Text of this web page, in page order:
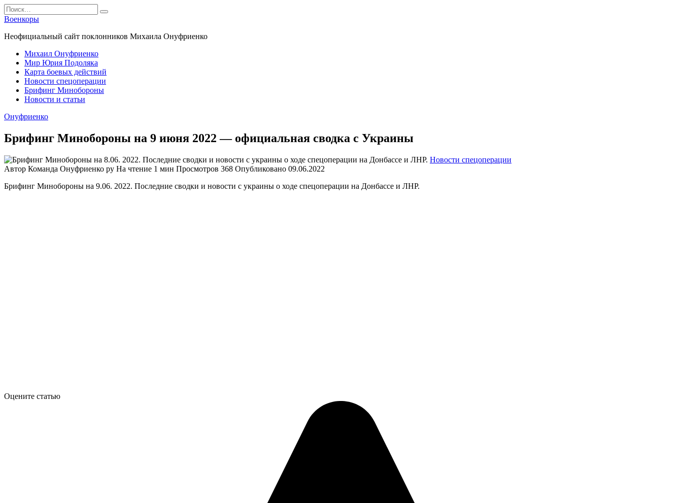
Перейти
к
содержанию
Search
for:
Военкоры
Неофициальный сайт поклонников Михаила Онуфриенко
Михаил Онуфриенко
Мир Юрия Подоляка
Карта боевых действий
Новости спецоперации
Брифинг Минобороны
Новости и статьи
Онуфриенко
Брифинг Минобороны на 9 июня 2022 — официальная сводка с Украины
Новости спецоперации
Автор Команда Онуфриенко ру На чтение 1 мин Просмотров 368 Опубликовано 09.06.2022
Брифинг Минобороны на 9.06. 2022. Последние сводки и новости с украины о ходе спецоперации на Донбассе и ЛНР.
Оцените статью